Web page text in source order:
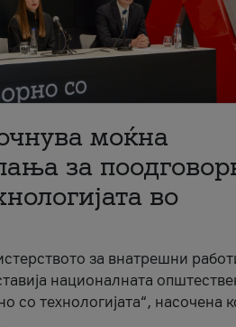
моќна
за
во
за внатрешни
националната
со технологијата“, насочена